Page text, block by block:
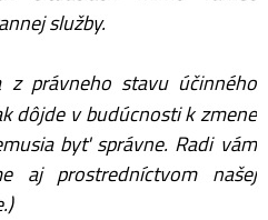
služby.
z právneho stavu účinného
dôjde v budúcnosti k zmene
byť správne. Radi vám
aj prostredníctvom našej